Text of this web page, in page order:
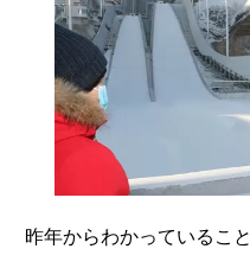
昨年からわかっているこ